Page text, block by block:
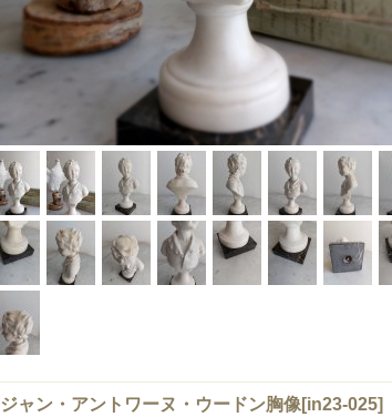
ジャン・アントワーヌ・ウードン胸像 [in23-025]